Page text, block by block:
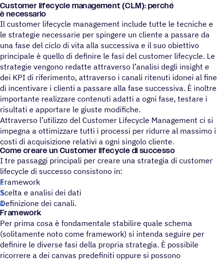
Custo­mer life­cy­cle mana­ge­ment (CLM): perché
è necessario
Il customer lifecycle management include tutte le tecniche e
le strategie necessarie per spingere un cliente a passare da
una fase del ciclo di vita alla successiva e il suo obiettivo
principale è quello di definire le fasi del customer lifecycle. Le
strategie vengono redatte attraverso l’analisi degli insight e
dei KPI di riferimento, attraverso i canali ritenuti idonei al fine
di incentivare i clienti a passare alla fase successiva. È inoltre
importante realizzare contenuti adatti a ogni fase, testare i
risultati e apportare le giuste modifiche.
Attraverso l’utilizzo del Customer Lifecycle Management ci si
impegna a ottimizzare tutti i processi per ridurre al massimo i
costi di acquisizione relativi a ogni singolo cliente.
Come creare un Custo­mer life­cy­cle di successo
I tre passaggi principali per creare una strategia di customer
lifecycle di successo consistono in:
Framework
Scelta e analisi dei dati
Definizione dei canali.
Framework
Per prima cosa è fondamentale stabilire quale schema
(solitamente noto come framework) si intenda seguire per
definire le diverse fasi della propria strategia. È possibile
ricorrere a dei canvas predefiniti oppure si possono